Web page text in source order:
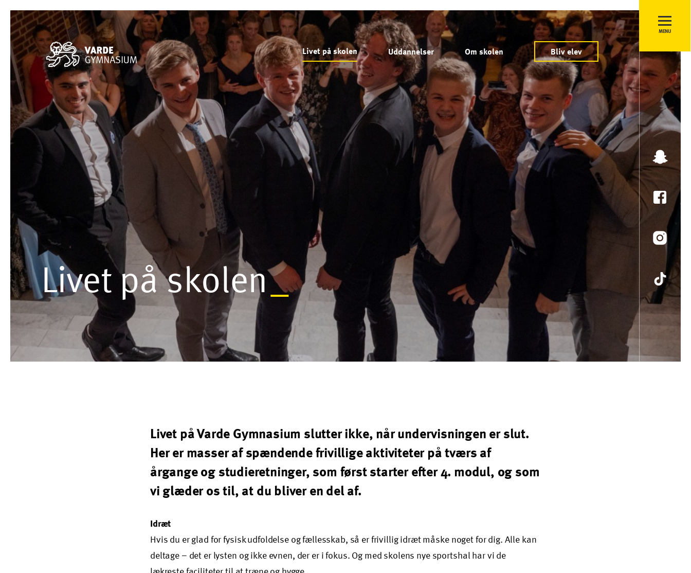
Livet på skolen Uddannelser Om skolen Bliv elev
MENU
Livet på skolen_
Livet på Varde Gymnasium slutter ikke, når undervisningen er slut.
Her er masser af spændende frivillige aktiviteter på tværs af
årgange og studieretninger, som først starter efter 4. modul, og som
vi glæder os til, at du bliver en del af.
Idræt
Hvis du er glad for fysisk udfoldelse og fællesskab, så er frivillig idræt måske noget for dig. Alle kan
deltage – det er lysten og ikke evnen, der er i fokus. Og med skolens nye sportshal har vi de